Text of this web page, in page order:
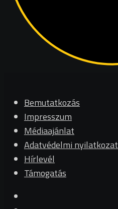
Bemutatkozás
Impresszum
Médiaajánlat
Adatvédelmi nyilatkozat
Hírlevél
Támogatás